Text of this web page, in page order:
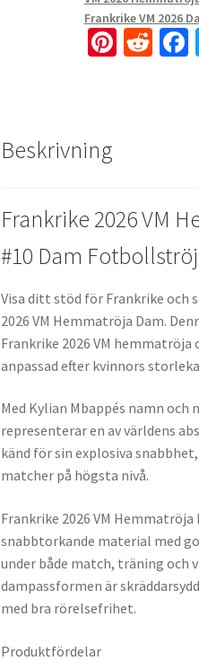
Frankrike VM 2026
Pi R
Beskrivning
Frankrike 2026 VM
#10 Dam
Visa ditt stöd för Frankrike och
2026 VM Hemmatröja Dam.
Frankrike 2026 VM hemmatröja
anpassad efter kvinnors
Med Kylian Mbappés namn och
representerar en av världens
känd för sin explosiva
matcher på högsta nivå.
Frankrike 2026 VM
snabbtorkande material med
under både match, träning och
dampassformen är
med bra rörelsefrihet.
Produktfördelar